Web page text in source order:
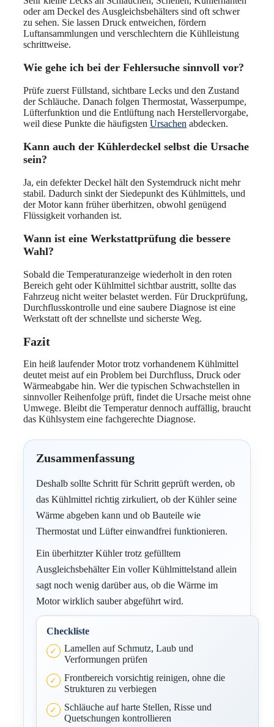
oder am Deckel des Ausgleichsbehälters sind oft schwer
zu sehen. Sie lassen Druck entweichen, fördern
Luftansammlungen und verschlechtern die Kühlleistung
schrittweise.
Wie gehe ich bei der Fehlersuche sinnvoll vor?
Prüfe zuerst Füllstand, sichtbare Lecks und den Zustand
der Schläuche. Danach folgen Thermostat, Wasserpumpe,
Lüfterfunktion und die Entlüftung nach Herstellervorgabe,
weil diese Punkte die häufigsten Ursachen abdecken.
Kann auch der Kühlerdeckel selbst die Ursache
sein?
Ja, ein defekter Deckel hält den Systemdruck nicht mehr
stabil. Dadurch sinkt der Siedepunkt des Kühlmittels, und
der Motor kann früher überhitzen, obwohl genügend
Flüssigkeit vorhanden ist.
Wann ist eine Werkstattprüfung die bessere
Wahl?
Sobald die Temperaturanzeige wiederholt in den roten
Bereich geht oder Kühlmittel sichtbar austritt, sollte das
Fahrzeug nicht weiter belastet werden. Für Druckprüfung,
Durchflusskontrolle und eine saubere Diagnose ist eine
Werkstatt oft der schnellste und sicherste Weg.
Fazit
Ein heiß laufender Motor trotz vorhandenem Kühlmittel
deutet meist auf ein Problem bei Durchfluss, Druck oder
Wärmeabgabe hin. Wer die typischen Schwachstellen in
sinnvoller Reihenfolge prüft, findet die Ursache meist ohne
Umwege. Bleibt die Temperatur dennoch auffällig, braucht
das Kühlsystem eine fachgerechte Diagnose.
Zusammenfassung
Deshalb sollte Schritt für Schritt geprüft werden, ob
das Kühlmittel richtig zirkuliert, ob der Kühler seine
Wärme abgeben kann und ob Bauteile wie
Thermostat und Lüfter einwandfrei funktionieren.
Ein überhitzter Kühler trotz gefülltem
Ausgleichsbehälter Ein voller Kühlmittelstand allein
sagt noch wenig darüber aus, ob die Wärme im
Motor wirklich sauber abgeführt wird.
Checkliste
Lamellen auf Schmutz, Laub und
Verformungen prüfen
Frontbereich vorsichtig reinigen, ohne die
Strukturen zu verbiegen
Schläuche auf harte Stellen, Risse und
Quetschungen kontrollieren